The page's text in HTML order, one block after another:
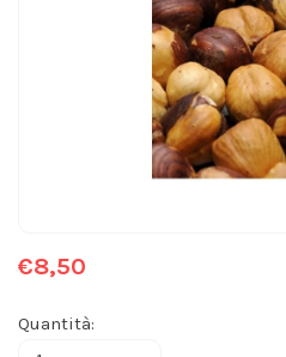
€8,50
Quantità: